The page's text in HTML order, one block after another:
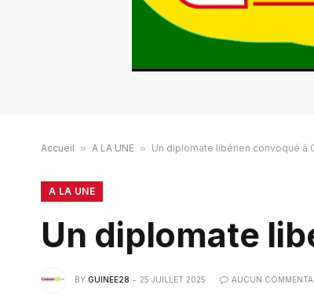
Accueil » A LA UNE » Un diplomate libérien convoqué à
A LA UNE
Un diplomate
BY GUINEE28 25 JUILLET 2025 AUCUN